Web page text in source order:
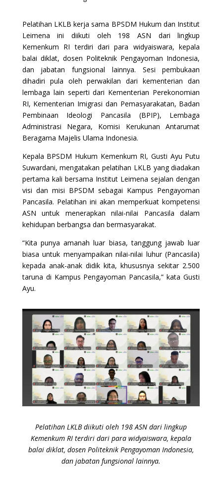
Pelatihan LKLB kerja sama BPSDM Hukum dan Institut
Leimena ini diikuti oleh 198 ASN dari lingkup
Kemenkum RI terdiri dari para widyaiswara, kepala
balai diklat, dosen Politeknik Pengayoman Indonesia,
dan jabatan fungsional lainnya. Sesi pembukaan
dihadiri pula oleh perwakilan dari kementerian dan
lembaga lain seperti dari Kementerian Perekonomian
RI, Kementerian Imigrasi dan Pemasyarakatan, Badan
Pembinaan Ideologi Pancasila (BPIP), Lembaga
Administrasi Negara, Komisi Kerukunan Antarumat
Beragama Majelis Ulama Indonesia.
Kepala BPSDM Hukum Kemenkum RI, Gusti Ayu Putu
Suwardani, mengatakan pelatihan LKLB yang diadakan
pertama kali bersama Institut Leimena sejalan dengan
visi dan misi BPSDM sebagai Kampus Pengayoman
Pancasila. Pelatihan ini akan memperkuat kompetensi
ASN untuk menerapkan nilai-nilai Pancasila dalam
kehidupan berbangsa dan bermasyarakat.
“Kita punya amanah luar biasa, tanggung jawab luar
biasa untuk menyampaikan nilai-nilai luhur (Pancasila)
kepada anak-anak didik kita, khususnya sekitar 2.500
taruna di Kampus Pengayoman Pancasila,” kata Gusti
Ayu.
Pelatihan LKLB diikuti oleh 198 ASN dari lingkup
Kemenkum RI terdiri dari para widyaiswara, kepala
balai diklat, dosen Politeknik Pengayoman Indonesia,
dan jabatan fungsional lainnya.